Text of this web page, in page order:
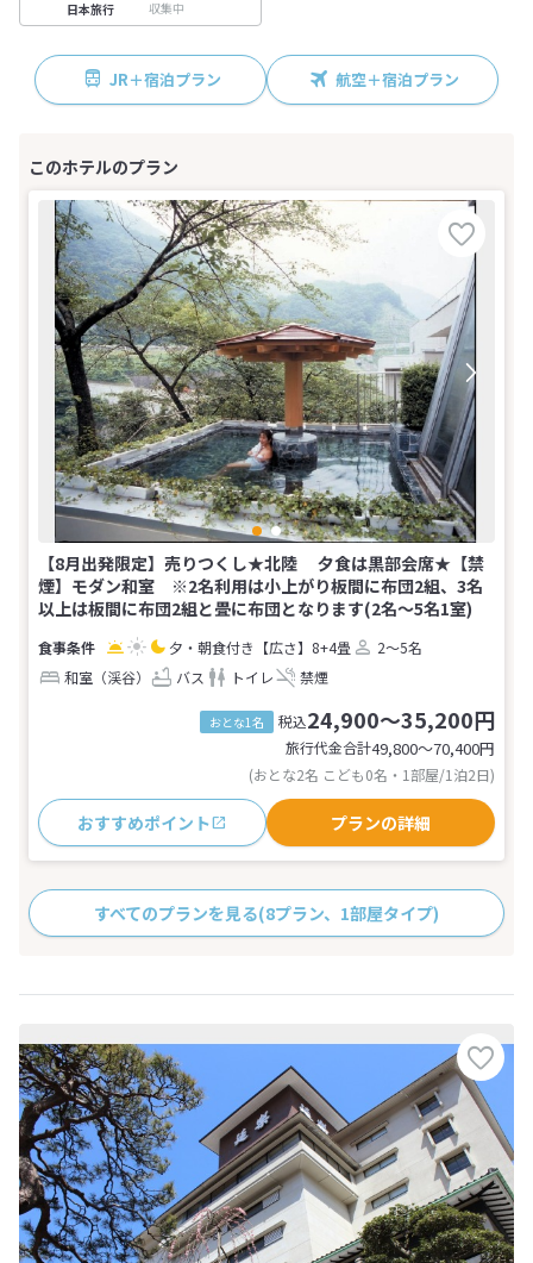
日本旅行 収集中
JR＋宿泊プラン 航空＋宿泊プラン
【8月出発限定】売りつくし★北陸 夕食は黒部会席★【禁
煙】モダン和室 ※2名利用は小上がり板間に布団2組、3名
以上は板間に布団2組と畳に布団となります(2名～5名1室)
夕・朝食付き 【広さ】8+4畳
2～5名
和室（渓谷）
バス トイレ 禁煙
おとな1名 税込24,900～35,200円
旅行代金合計49,800〜70,400円
(おとな2名 こども0名・1部屋/1泊2日)
おすすめポイント プランの詳細
すべてのプランを見る(8プラン、1部屋タイプ)